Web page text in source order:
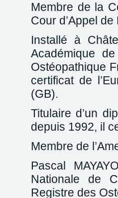
Membre de la
Cour d’Appel
Installé à
Académique
Ostéopathique
certificat de
(GB).
Titulaire d’un
depuis 1992, il
Membre de
Pascal
Nationale de
Registre des